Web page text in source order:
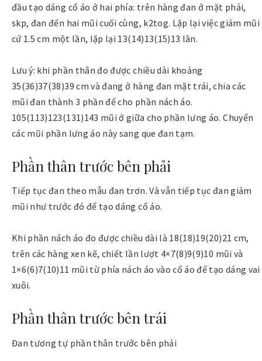
đầu tạo dáng cổ áo ở hai phía: trên hàng đan ở mặt phải,
skp, đan đến hai mũi cuối cùng, k2tog. Lặp lại việc giảm mũi
cứ 1.5 cm một lần, lặp lại 13(14)13(15)13 lần.
Lưu ý: khi phần thân đo được chiều dài khoảng
35(36)37(38)39 cm và đang ở hàng đan mặt trái, chia các
mũi đan thành 3 phần để cho phần nách áo.
105(113)123(131)143 mũi ở giữa cho phần lưng áo. Chuyển
các mũi phần lưng áo này sang que đan tạm.
Phần thân trước bên phải
Tiếp tục đan theo mẫu đan trơn. Và vẫn tiếp tục đan giảm
mũi như trước đó để tạo dáng cổ áo.
Khi phần nách áo đo được chiều dài là 18(18)19(20)21 cm,
trên các hàng xen kẽ, chiết lần lượt 4×7(8)9(9)10 mũi và
1×6(6)7(10)11 mũi từ phía nách áo vào cổ áo để tạo dáng vai
xuôi.
Phần thân trước bên trái
Đan tương tự phần thân trước bên phải